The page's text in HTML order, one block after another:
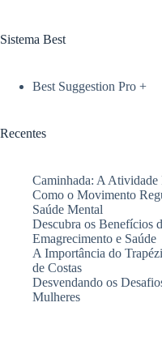
Sistema Best
Best Suggestion Pro +
Recentes
Caminhada: A Atividade
Como o Movimento
Saúde Mental
Descubra os Benefícios
Emagrecimento e Saúde
A Importância do
de Costas
Desvendando os
Mulheres